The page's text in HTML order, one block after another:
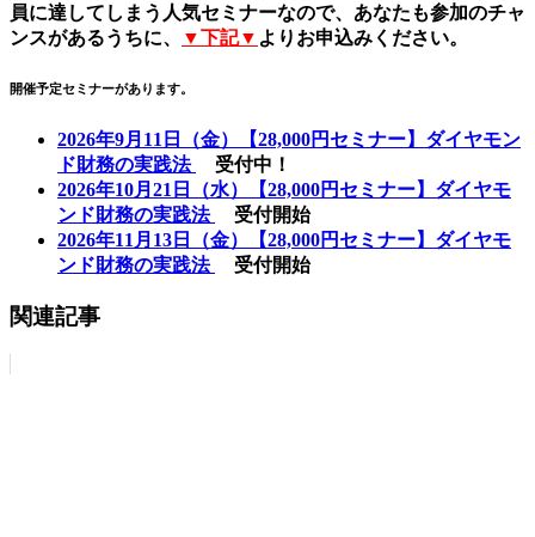
員に達してしまう人気セミナーなので、あなたも参加のチャ
ンスがあるうちに、
▼下記▼ よりお申込みください。
開催予定セミナーがあります。
2026年9月11日（金）【28,000円セミナー】ダイヤモン
ド財務の実践法
受付中！
2026年10月21日（水）【28,000円セミナー】ダイヤモ
ンド財務の実践法
受付開始
2026年11月13日（金）【28,000円セミナー】ダイヤモ
ンド財務の実践法
受付開始
関連記事